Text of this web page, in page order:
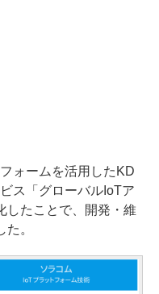
ォームを活用したKD
ス「グローバルIoTア
したことで、開発・維
。